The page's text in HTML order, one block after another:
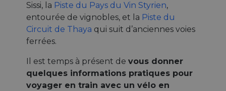
Sissi, la Piste du Pays du Vin Styrien,
entourée de vignobles, et la Piste du
Circuit de Thaya qui suit d’anciennes voies
ferrées.
Il est temps à présent de vous donner
quelques informations pratiques pour
voyager en train avec un vélo en